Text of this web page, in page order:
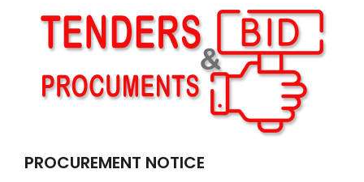
PROCUREMENT NOTICE